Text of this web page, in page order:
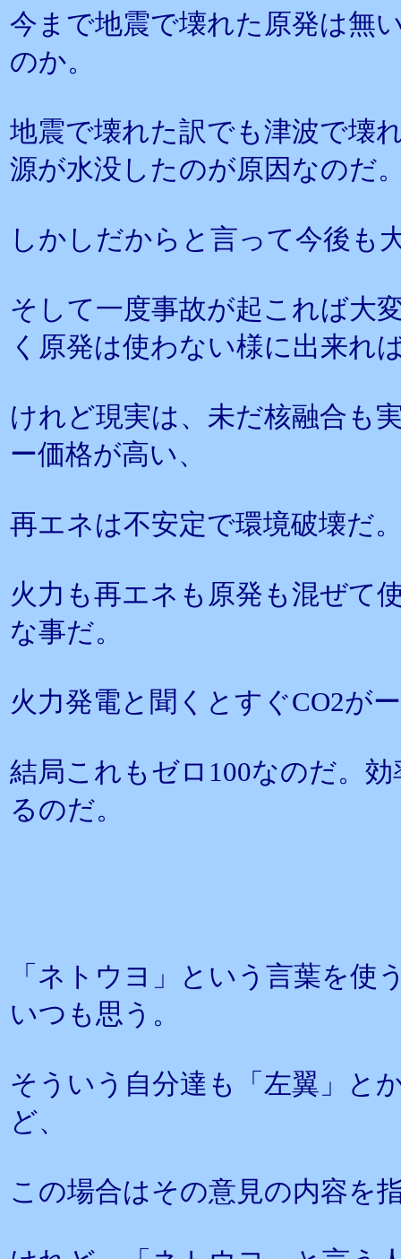
今まで地震で壊れた原発は無
のか。
地震で壊れた訳でも津波で壊
源が水没したのが原因なのだ
しかしだからと言って今後も
そして一度事故が起これば大
く原発は使わない様に出来れ
けれど現実は、未だ核融合も
ー価格が高い、
再エネは不安定で環境破壊だ
火力も再エネも原発も混ぜて
な事だ。
火力発電と聞くとすぐCO2が
結局これもゼロ100なのだ。
るのだ。
「ネトウヨ」という言葉を使
いつも思う。
そういう自分達も「左翼」と
ど、
この場合はその意見の内容を